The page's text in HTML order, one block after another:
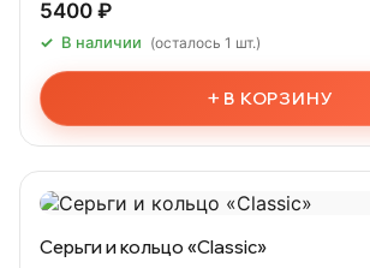
5400 ₽
В наличии (осталось 1 шт.)
+ В КОРЗИНУ
Серьги и кольцо «Classic»